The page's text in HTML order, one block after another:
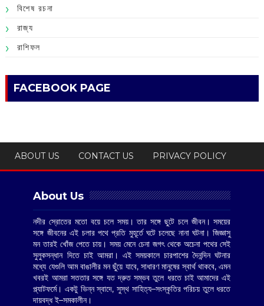
বিশেষ রচনা
রাজ্য
রাশিফল
FACEBOOK PAGE
ABOUT US CONTACT US PRIVACY POLICY
About Us
নদীর স্রোতের মতো বয়ে চলে সময়। তার সঙ্গে ছুটে চলে জীবন। সময়ের
সঙ্গে জীবনের এই চলার পথে প্রতি মুহূর্তে ঘটে চলেছে নানা ঘটনা। জিজ্ঞাসু
মন তারই খোঁজ পেতে চায়। সময় মেনে চেনা জগৎ থেকে অচেনা পথের সেই
সুলুকসন্ধান দিতে চাই আমরা। এই সময়কালে চারপাশের দৈনন্দিন ঘটনার
মধ্যে যেগুলি আম বাঙালীর মন ছুঁয়ে যাবে, সাধারণ মানুষের স্বার্থ থাকবে, এমন
খবরই আমরা সততার সঙ্গে যত দ্রুত সম্ভব তুলে ধরতে চাই আমাদের এই
প্ল্যাটফর্মে। একটু ভিন্ন স্বাদে, সুস্থ সাহিত্য–সংস্কৃতির পরিচয় তুলে ধরতে
দায়বদ্ধ ই–সমকালীন।